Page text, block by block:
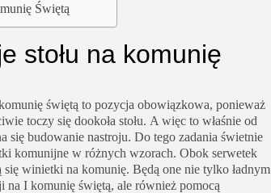
Świętą
stołu na komunię
świętą to pozycja obowiązkowa, ponieważ
toczy się dookoła stołu. A więc to właśnie od
się budowanie nastroju. Do tego zadania świetnie
komunijne w różnych wzorach. Obok serwetek
się winietki na komunię. Będą one nie tylko ładnym
na I komunię świętą, ale również pomocą